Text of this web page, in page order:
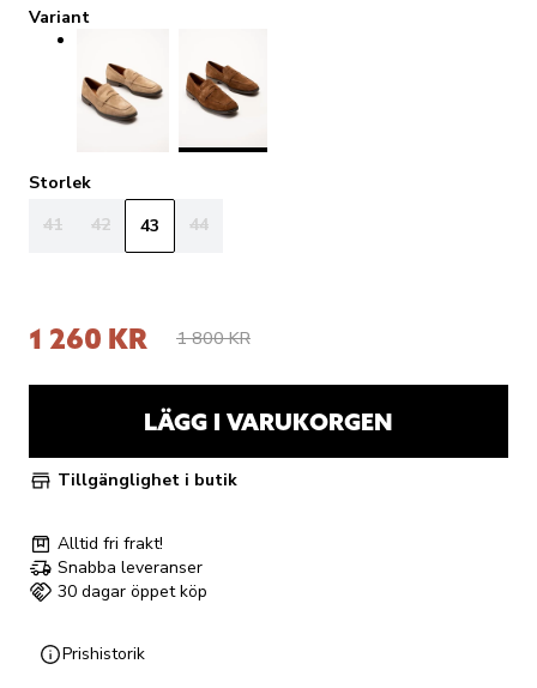
Variant
Storlek
41
42 43 44
1 260 KR 1 800 KR
LÄGG I VARUKORGEN
Tillgänglighet i butik
Alltid fri frakt!
Snabba leveranser
30 dagar öppet köp
Prishistorik